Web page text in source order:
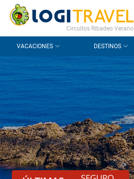
CONTACTO PREGUNTAS FRECUENTES
Circuitos Ribadeo Verano
VACACIONES DESTINOS